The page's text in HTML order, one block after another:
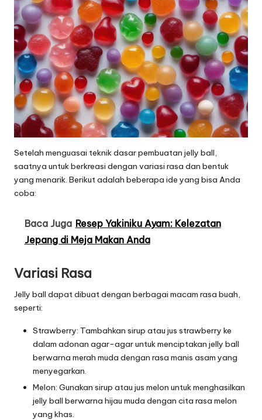
Setelah menguasai teknik dasar pembuatan jelly ball,
saatnya untuk berkreasi dengan variasi rasa dan bentuk
yang menarik. Berikut adalah beberapa ide yang bisa Anda
coba:
Baca Juga Resep Yakiniku Ayam: Kelezatan
Jepang di Meja Makan Anda
Variasi Rasa
Jelly ball dapat dibuat dengan berbagai macam rasa buah,
seperti:
Strawberry: Tambahkan sirup atau jus strawberry ke
dalam adonan agar-agar untuk menciptakan jelly ball
berwarna merah muda dengan rasa manis asam yang
menyegarkan.
Melon: Gunakan sirup atau jus melon untuk menghasilkan
jelly ball berwarna hijau muda dengan cita rasa melon
yang khas.